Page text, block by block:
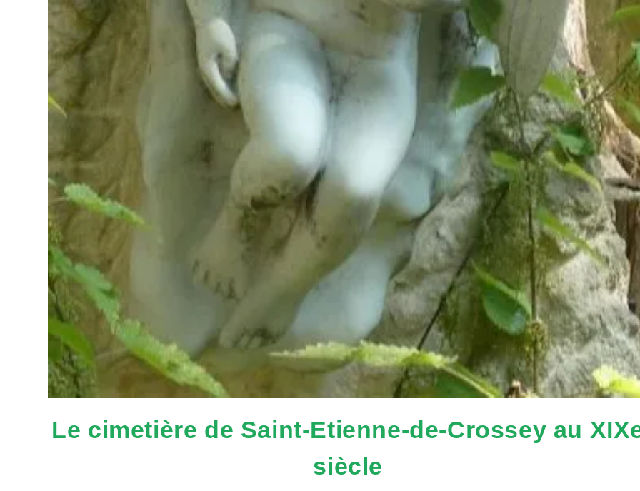
Le cimetière de Saint-Etienne-de-Crossey au
siècle